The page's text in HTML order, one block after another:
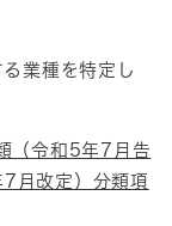
業種を特定し
（令和5年7月告
月改定）分類項